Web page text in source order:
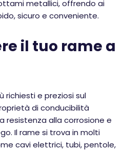
metallici, offrendo ai
sicuro e conveniente.
il tuo rame a
richiesti e preziosi sul
di conducibilità
resistenza alla corrosione e
Il rame si trova in molti
cavi elettrici, tubi, pentole,